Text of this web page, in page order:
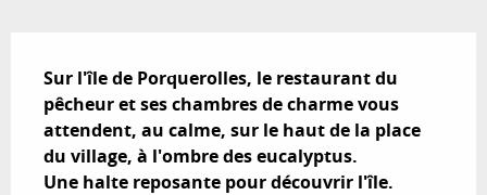
Sur l'île de Porquerolles, le restaurant du
pêcheur et ses chambres de charme vous
attendent, au calme, sur le haut de la place
du village, à l'ombre des eucalyptus.
Une halte reposante pour découvrir l'île.